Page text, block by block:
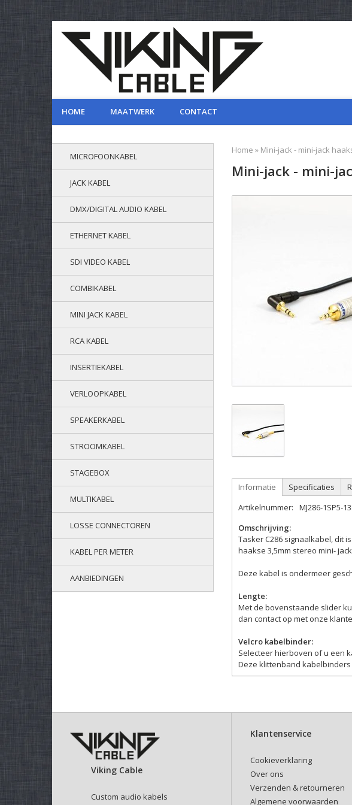
HOME MAATWERK CONTACT
MICROFOONKABEL
JACK KABEL
DMX/DIGITAL AUDIO KABEL
ETHERNET KABEL
SDI VIDEO KABEL
COMBIKABEL
MINI JACK KABEL
RCA KABEL
INSERTIEKABEL
VERLOOPKABEL
SPEAKERKABEL
STROOMKABEL
STAGEBOX
MULTIKABEL
LOSSE CONNECTOREN
KABEL PER METER
AANBIEDINGEN
Home » Mini-jack - mini-jack
Mini-jack - mini-
Informatie Specificaties
Artikelnummer:
MJ286-1SP5-
Omschrijving:
Tasker C286 signaalkabel, dit
haakse 3,5mm stereo mini-
Deze kabel is ondermeer
Lengte:
Met de bovenstaande slider
dan contact op met onze
Velcro kabelbinder:
Selecteer hierboven of u een
Deze klittenband
Viking Cable
Custom audio kabels
Klantenservice
Cookieverklaring
Over ons
Verzenden & retourneren
Algemene voorwaarden